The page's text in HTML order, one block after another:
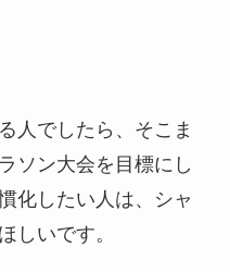
人でしたら、そこま
ソン大会を目標にし
化したい人は、シャ
しいです。